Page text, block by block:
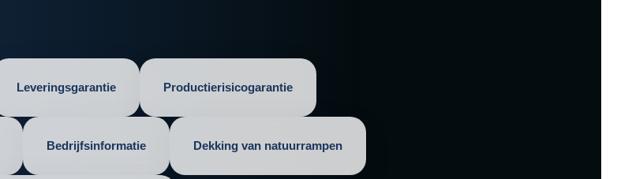
Leveringsgarantie Productierisicogarantie
Bedrijfsinformatie Dekking van natuurrampen